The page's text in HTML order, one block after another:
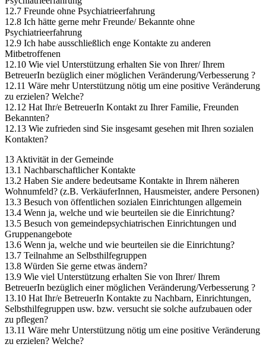
12.7 Freunde ohne Psychiatrieerfahrung
12.8 Ich hätte gerne mehr Freunde/ Bekannte ohne
Psychiatrieerfahrung
12.9 Ich habe ausschließlich enge Kontakte zu anderen
Mitbetroffenen
12.10 Wie viel Unterstützung erhalten Sie von Ihrer/ Ihrem
BetreuerIn bezüglich einer möglichen Veränderung/Verbesserung ?
12.11 Wäre mehr Unterstützung nötig um eine positive Veränderung
zu erzielen? Welche?
12.12 Hat Ihr/e BetreuerIn Kontakt zu Ihrer Familie, Freunden
Bekannten?
12.13 Wie zufrieden sind Sie insgesamt gesehen mit Ihren sozialen
Kontakten?
13 Aktivität in der Gemeinde
13.1 Nachbarschaftlicher Kontakte
13.2 Haben Sie andere bedeutsame Kontakte in Ihrem näheren
Wohnumfeld? (z.B. VerkäuferInnen, Hausmeister, andere Personen)
13.3 Besuch von öffentlichen sozialen Einrichtungen allgemein
13.4 Wenn ja, welche und wie beurteilen sie die Einrichtung?
13.5 Besuch von gemeindepsychiatrischen Einrichtungen und
Gruppenangebote
13.6 Wenn ja, welche und wie beurteilen sie die Einrichtung?
13.7 Teilnahme an Selbsthilfegruppen
13.8 Würden Sie gerne etwas ändern?
13.9 Wie viel Unterstützung erhalten Sie von Ihrer/ Ihrem
BetreuerIn bezüglich einer möglichen Veränderung/Verbesserung ?
13.10 Hat Ihr/e BetreuerIn Kontakte zu Nachbarn, Einrichtungen,
Selbsthilfegruppen usw. bzw. versucht sie solche aufzubauen oder
zu pflegen?
13.11 Wäre mehr Unterstützung nötig um eine positive Veränderung
zu erzielen? Welche?